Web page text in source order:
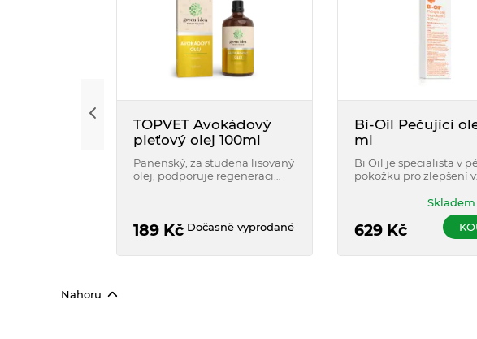
TOPVET Avokádový
pleťový olej 100ml
Panenský, za studena lisovaný
olej, podporuje regeneraci
189Kč Dočasně vyprodané
Bi-Oil Pečující
ml
Bi Oil je specialista v
pokožku pro zlepšení
odstínu pokožky.
629Kč
Skladem
Nahoru